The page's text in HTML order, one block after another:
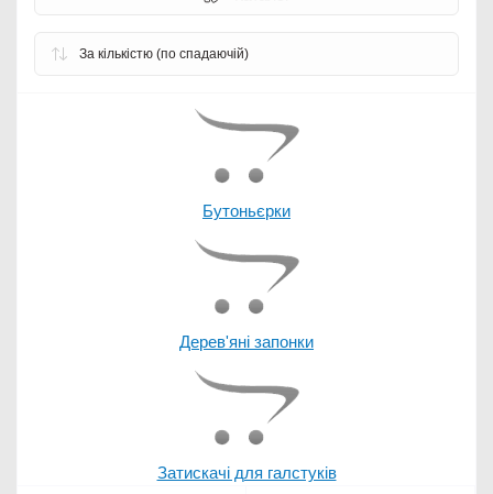
Бутоньєрки
Дерев'яні запонки
Затискачі для галстуків